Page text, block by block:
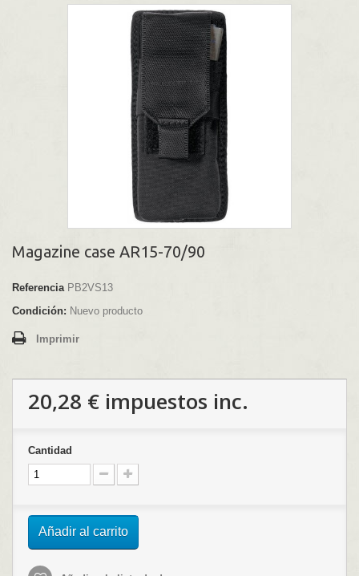
Magazine case AR15-70/90
Referencia PB2VS13
Condición: Nuevo producto
Imprimir
20,28 € impuestos inc.
Cantidad
Añadir al carrito